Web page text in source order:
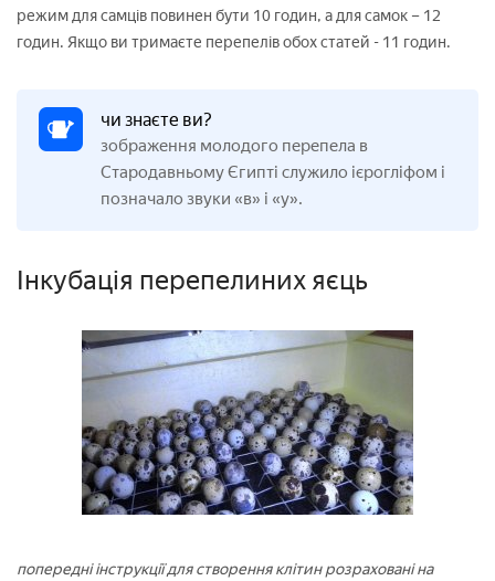
режим для самців повинен бути 10 годин, а для самок – 12
годин. Якщо ви тримаєте перепелів обох статей - 11 годин.
чи знаєте ви?
зображення молодого перепела в
Стародавньому Єгипті служило ієрогліфом і
позначало звуки «в» і «у».
Інкубація перепелиних яєць
попередні інструкції для створення клітин розраховані на